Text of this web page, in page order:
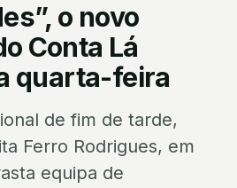
o novo
Conta Lá
quarta-feira
de fim de tarde,
Ferro Rodrigues, em
equipa de